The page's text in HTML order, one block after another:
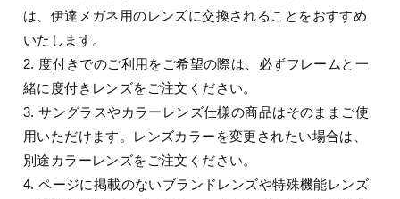
は、伊達メガネ用のレンズに交換されることをおすすめ
いたします。
2. 度付きでのご利用をご希望の際は、必ずフレームと一
緒に度付きレンズをご注文ください。
3. サングラスやカラーレンズ仕様の商品はそのままご使
用いただけます。レンズカラーを変更されたい場合は、
別途カラーレンズをご注文ください。
4. ページに掲載のないブランドレンズや特殊機能レンズ